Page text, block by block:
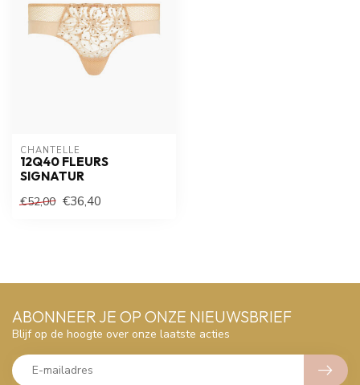
CHANTELLE
12Q40 FLEURS
SIGNATUR
€52,00 €36,40
ABONNEER JE OP ONZE NIEUWSBRIEF
Blijf op de hoogte over onze laatste acties